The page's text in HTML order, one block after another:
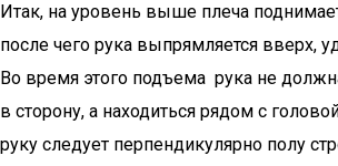
Итак, на уровень выше плеча
после чего рука выпрямляется вверх,
Во время этого подъема рука не
в сторону, а находиться рядом с
руку следует перпендикулярно полу